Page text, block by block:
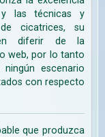
las técnicas y
cicatrices, su
diferir de la
web, por lo tanto
escenario
con respecto
que produzca